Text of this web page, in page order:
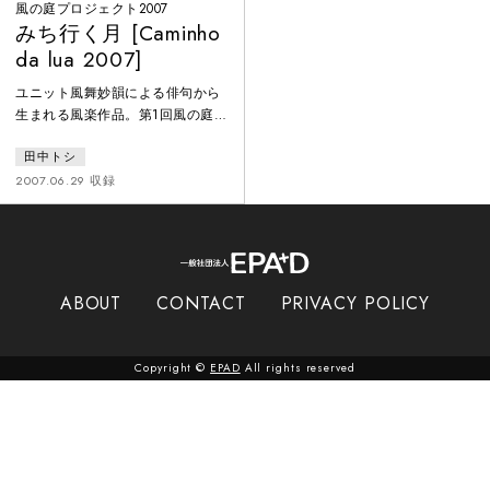
風の庭プロジェクト2007
みち行く月 [Caminho
da lua 2007]
ユニット風舞妙韻による俳句から
生まれる風楽作品。第1回風の庭プ
中トシ。アルテゾンス・ド・コー
ポ、ニレ・アートとのコラボレー
ションにより風の家（サンパウ
身体と自然を廻ぐるパフォーマン
化局文化活動プログラム（Pac）の
田中トシ
2007.06.29 収録
ABOUT CONTACT PRIVACY POLICY
Copyright © EPAD All rights reserved